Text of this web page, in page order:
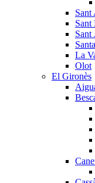
Sant
Sant
Sant
La
Olot
El Gironès